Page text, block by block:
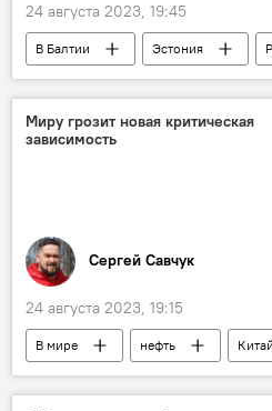
24 августа 2023, 19:45
В Балтии Эстония
дипломаты
посольство РФ
Политика
Общество
общественный транспорт
Миру грозит новая критическая
зависимость
Сергей Савчук
24 августа 2023, 19:15
В мире нефть Китай